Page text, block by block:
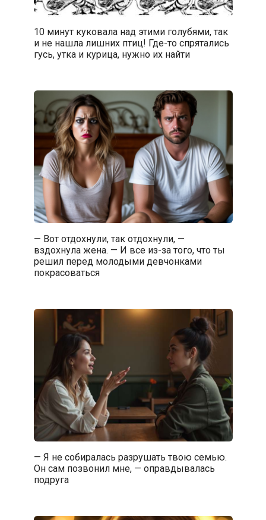
10 минут куковала над этими голубями, так
и не нашла лишних птиц! Где-то спрятались
гусь, утка и курица, нужно их найти
— Вот отдохнули, так отдохнули, —
вздохнула жена. — И все из-за того, что ты
решил перед молодыми девчонками
покрасоваться
— Я не собиралась разрушать твою семью.
Он сам позвонил мне, — оправдывалась
подруга